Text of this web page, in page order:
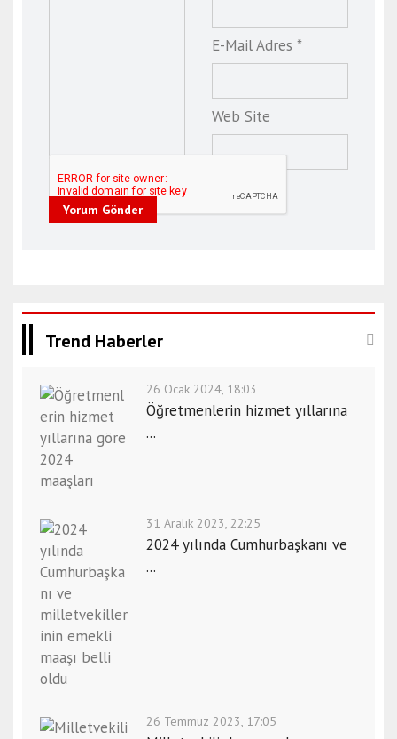
E-Mail Adres *
Web Site
Yorum Gönder
Trend Haberler
26 Ocak 2024, 18:03
Öğretmenlerin hizmet yıllarına
...
31 Aralık 2023, 22:25
2024 yılında Cumhurbaşkanı ve
...
26 Temmuz 2023, 17:05